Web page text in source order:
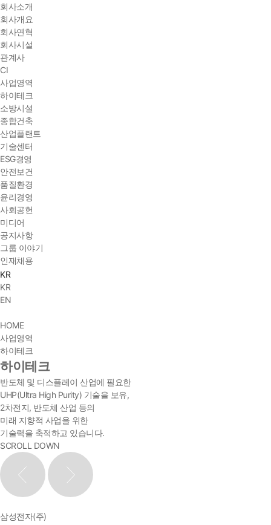
회사소개
회사개요
회사연혁
회사시설
관계사
CI
사업영역
하이테크
소방시설
종합건축
산업플랜트
기술센터
ESG경영
안전보건
품질환경
윤리경영
사회공헌
미디어
공지사항
그룹 이야기
인재채용
KR
KR
EN
HOME
사업영역
하이테크
하이테크
반도체 및 디스플레이 산업에 필요한
UHP(Ultra High Purity) 기술을 보유,
2차전지, 반도체 산업 등의
미래 지향적 사업을 위한
기술력을 축적하고 있습니다.
SCROLL DOWN
삼성전자(주)